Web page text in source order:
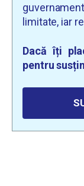
limitate, iar
Dacă îți
pentru